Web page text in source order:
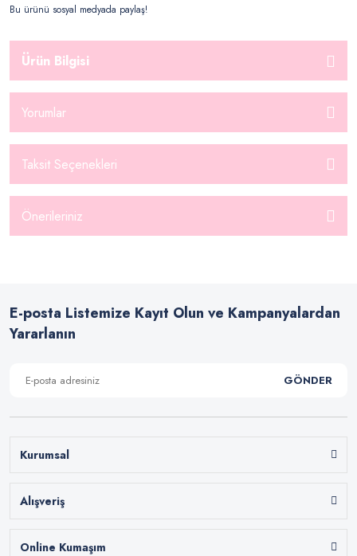
Bu ürünü sosyal medyada paylaş!
Ürün Bilgisi
Yorumlar
Taksit Seçenekleri
Önerileriniz
E-posta Listemize Kayıt Olun ve Kampanyalardan
Yararlanın
GÖNDER
Kurumsal
Alışveriş
Online Kumaşım